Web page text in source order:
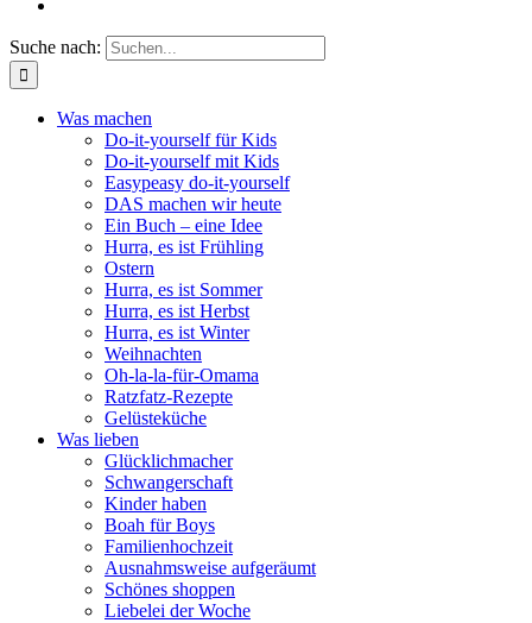
Suche nach:
Was machen
Do-it-yourself für Kids
Do-it-yourself mit Kids
Easypeasy do-it-yourself
DAS machen wir heute
Ein Buch – eine Idee
Hurra, es ist Frühling
Ostern
Hurra, es ist Sommer
Hurra, es ist Herbst
Hurra, es ist Winter
Weihnachten
Oh-la-la-für-Omama
Ratzfatz-Rezepte
Gelüsteküche
Was lieben
Glücklichmacher
Schwangerschaft
Kinder haben
Boah für Boys
Familienhochzeit
Ausnahmsweise aufgeräumt
Schönes shoppen
Liebelei der Woche